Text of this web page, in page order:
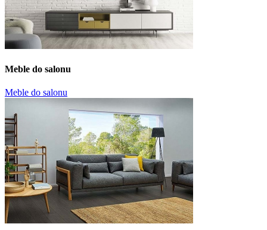
Meble do salonu
Meble do salonu